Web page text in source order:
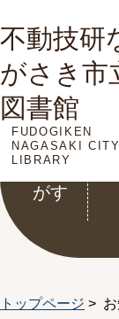
不動技研
がさき市
図書館
FUDOGIKEN
NAGASAKI CITY
LIBRARY
資料
をさ
がす
トップページ > お